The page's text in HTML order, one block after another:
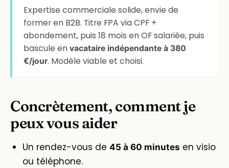
Expertise commerciale solide, envie de
former en B2B. Titre FPA via CPF +
abondement, puis 18 mois en OF salariée, puis
bascule envacataire indépendante à 380
€/jour. Modèle viable et choisi.
Concrètement, comment je
peux vous aider
Un rendez-vous de 45 à 60 minutes en visio
ou téléphone.